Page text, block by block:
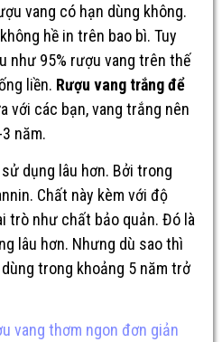
vang có hạn dùng không.
hề in trên bao bì. Tuy
như 95% rượu vang trên thế
liền. Rượu vang trắng để
với các bạn, vang trắng nên
năm.
dụng lâu hơn. Bởi trong
Chất này kèm với độ
trò như chất bảo quản. Đó là
lâu hơn. Nhưng dù sao thì
trong khoảng 5 năm trở
vang thơm ngon đơn giản